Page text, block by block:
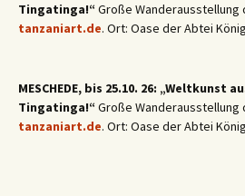
Tingatinga!“Große Wanderausstellung
tanzaniart.de. Ort: Oase der Abtei
MESCHEDE, bis 25.10. 26: „Weltkunst
Tingatinga!“Große Wanderausstellung
tanzaniart.de. Ort: Oase der Abtei